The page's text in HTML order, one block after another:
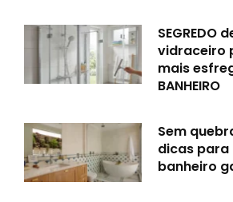
SEGREDO
vidraceiro
mais
BANHEIRO
Sem
dicas para
banheiro